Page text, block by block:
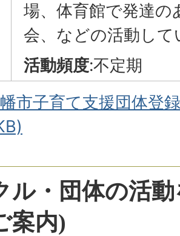
場、体育館で発達の
会、などの活動して
活動頻度:不定期
市子育て支援団体登
ル・団体の活
案内)